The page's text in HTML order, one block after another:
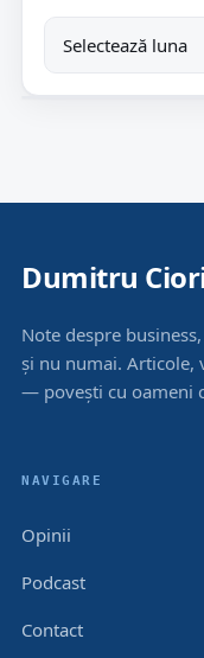
Dumitru
Note despre
și nu numai. Articole,
— povești cu oameni
NAVIGARE
Opinii
Podcast
Contact